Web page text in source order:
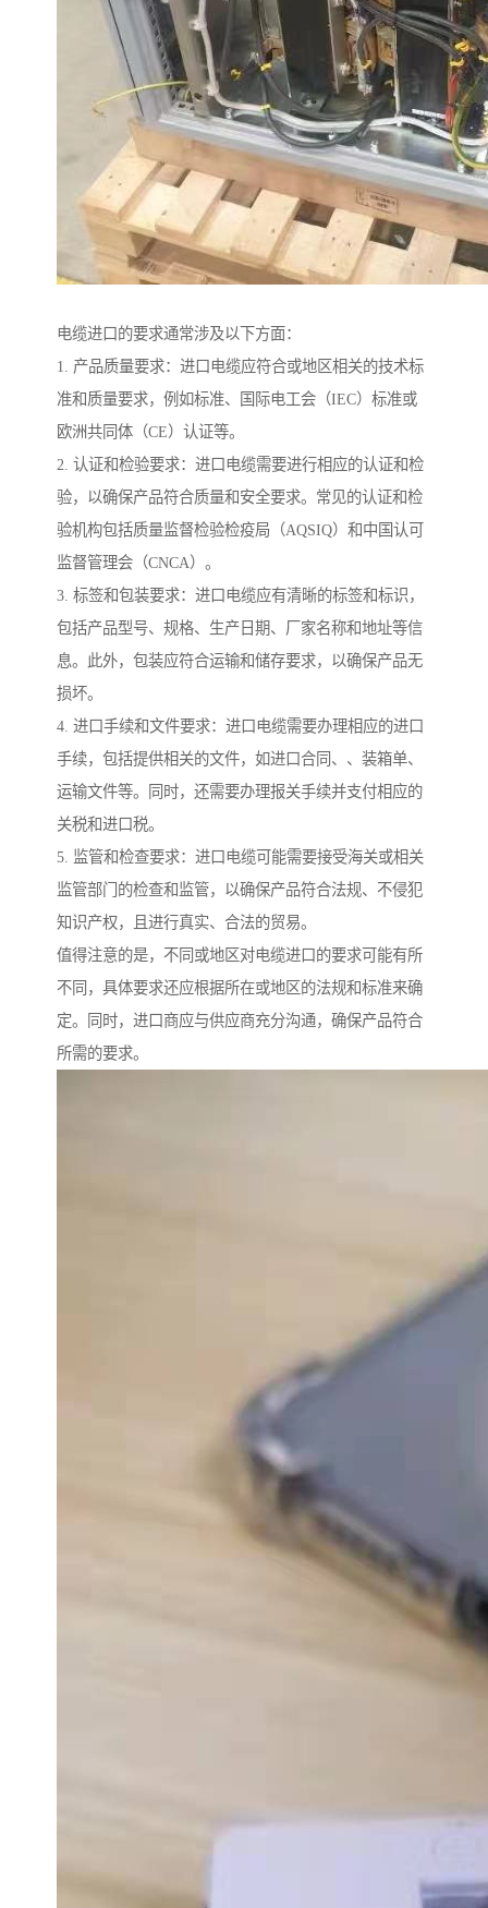
电缆进口的要求通常涉及以下方面：
1. 产品质量要求：进口电缆应符合或地区相关的技术标
准和质量要求，例如标准、国际电工会（IEC）标准或
欧洲共同体（CE）认证等。
2. 认证和检验要求：进口电缆需要进行相应的认证和检
验，以确保产品符合质量和安全要求。常见的认证和检
验机构包括质量监督检验检疫局（AQSIQ）和中国认可
监督管理会（CNCA）。
3. 标签和包装要求：进口电缆应有清晰的标签和标识，
包括产品型号、规格、生产日期、厂家名称和地址等信
息。此外，包装应符合运输和储存要求，以确保产品无
损坏。
4. 进口手续和文件要求：进口电缆需要办理相应的进口
手续，包括提供相关的文件，如进口合同、、装箱单、
运输文件等。同时，还需要办理报关手续并支付相应的
关税和进口税。
5. 监管和检查要求：进口电缆可能需要接受海关或相关
监管部门的检查和监管，以确保产品符合法规、不侵犯
知识产权，且进行真实、合法的贸易。
值得注意的是，不同或地区对电缆进口的要求可能有所
不同，具体要求还应根据所在或地区的法规和标准来确
定。同时，进口商应与供应商充分沟通，确保产品符合
所需的要求。